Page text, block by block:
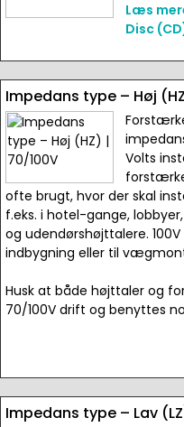
Læs
Disc
Impedans type – Høj
Volts
ofte brugt, hvor der skal
f.eks. i hotel-gange,
og udendørshøjttalere.
indbygning eller til
Husk at både højttaler og
70/100V drift og benyttes
Impedans type – Lav